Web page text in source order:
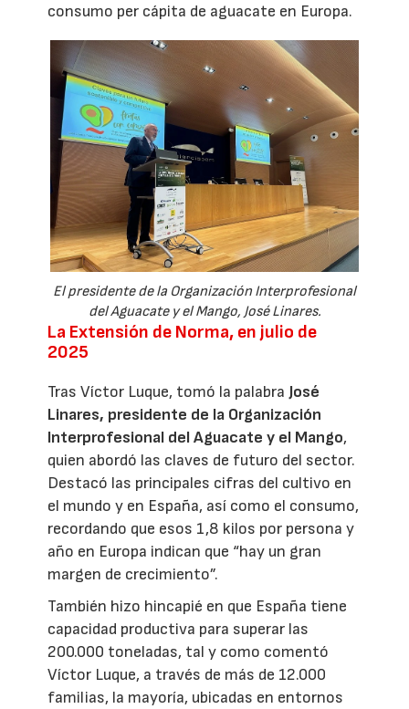
consumo per cápita de aguacate en Europa.
El presidente de la Organización Interprofesional
del Aguacate y el Mango, José Linares.
La Extensión de Norma, en julio de
2025
Tras Víctor Luque, tomó la palabraJosé
Linares, presidente de la Organización
Interprofesional del Aguacate y el Mango,
quien abordó las claves de futuro del sector.
Destacó las principales cifras del cultivo en
el mundo y en España, así como el consumo,
recordando que esos 1,8 kilos por persona y
año en Europa indican que “hay un gran
margen de crecimiento”.
También hizo hincapié en que España tiene
capacidad productiva para superar las
200.000 toneladas, tal y como comentó
Víctor Luque, a través de más de 12.000
familias, la mayoría, ubicadas en entornos